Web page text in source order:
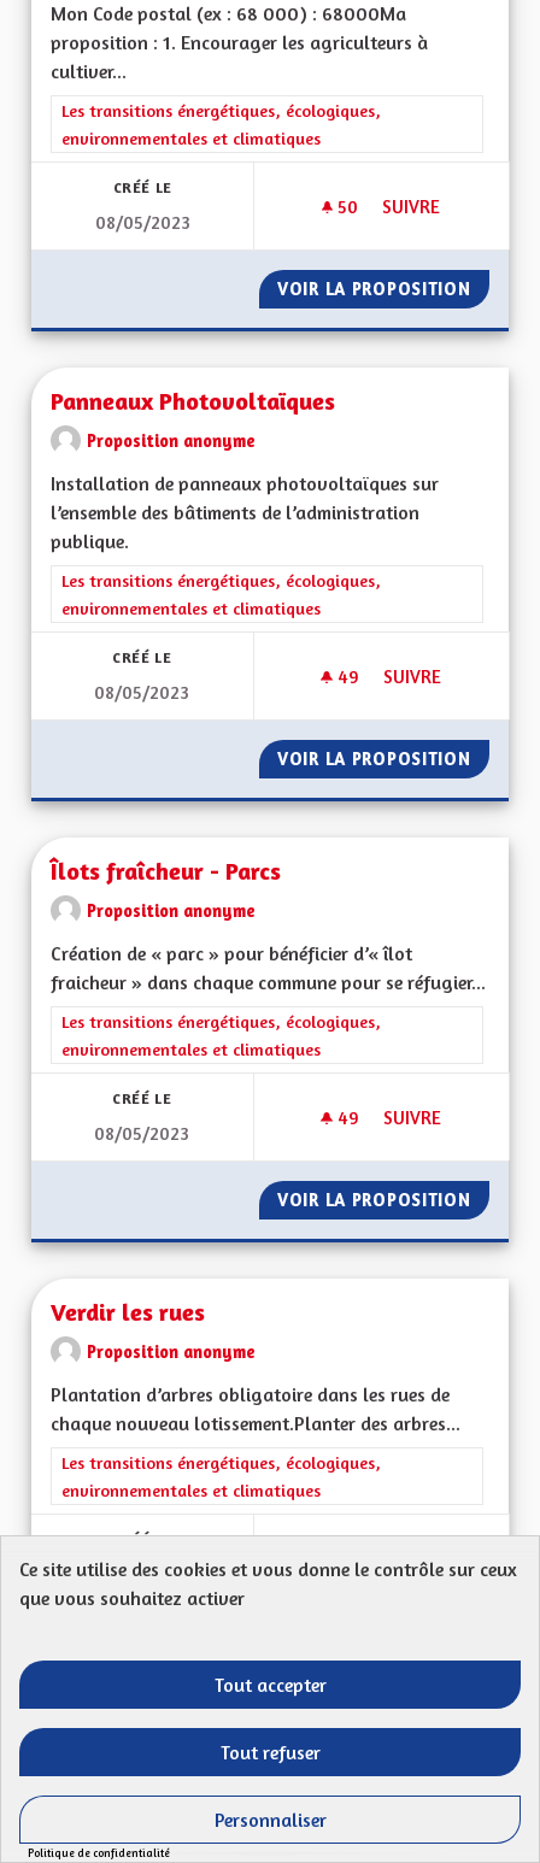
Mon Code postal (ex : 68 000) : 68000Ma
proposition : 1. Encourager les agriculteurs à
cultiver...
Filtrer les résultats de la catégorie : Les transitions
Les transitions énergétiques, écologiques,
environnementales et climatiques
CRÉÉ LE
08/05/2023
50 50 ABONNÉS
SUIVRE
VOIR LA PROPOSITION
Panneaux Photovoltaïques
Proposition anonyme
Installation de panneaux photovoltaïques sur
l’ensemble des bâtiments de l’administration
publique.
Filtrer les résultats de la catégorie : Les transitions
Les transitions énergétiques, écologiques,
environnementales et climatiques
CRÉÉ LE
08/05/2023
49 49 ABONNÉS
SUIVRE
VOIR LA PROPOSITION
Îlots fraîcheur - Parcs
Proposition anonyme
Création de « parc » pour bénéficier d’« îlot
fraicheur » dans chaque commune pour se réfugier...
Filtrer les résultats de la catégorie : Les transitions
Les transitions énergétiques, écologiques,
environnementales et climatiques
CRÉÉ LE
08/05/2023
49 49 ABONNÉS
SUIVRE
VOIR LA PROPOSITION ÎLOTS
Verdir les rues
Proposition anonyme
Plantation d’arbres obligatoire dans les rues de
chaque nouveau lotissement.Planter des arbres...
Filtrer les résultats de la catégorie : Les transitions
Les transitions énergétiques, écologiques,
environnementales et climatiques
CRÉÉ LE
08/05/2023
49 49 ABONNÉS
SUIVRE
VERDIR LES RUES
Autonomie dans les énergies
Proposition anonyme
Ce site utilise des cookies et vous donne le contrôle sur ceux
que vous souhaitez activer
Tout accepter
Tout refuser
Personnaliser
Politique de confidentialité